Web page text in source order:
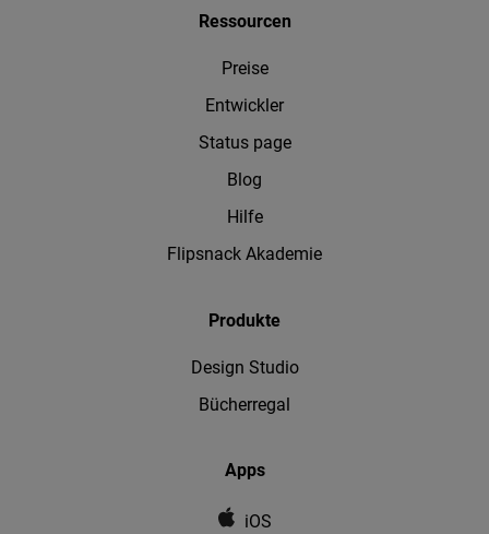
Ressourcen
Preise
Entwickler
Status page
Blog
Hilfe
Flipsnack Akademie
Produkte
Design Studio
Bücherregal
Apps
iOS